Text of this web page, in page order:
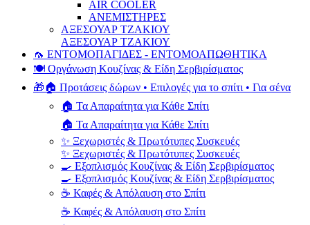
AIR COOLER
ΑΝΕΜΙΣΤΗΡΕΣ
ΑΞΕΣΟΥΑΡ ΤΖΑΚΙΟΥ
ΑΞΕΣΟΥΑΡ ΤΖΑΚΙΟΥ
🦟 ΕΝΤΟΜΟΠΑΓΙΔΕΣ - ΕΝΤΟΜΟΑΠΩΘΗΤΙΚΑ
🍽️ Οργάνωση Κουζίνας & Είδη Σερβιρίσματος
🎁🏠 Προτάσεις δώρων • Επιλογές για το σπίτι • Για σένα
🏠 Τα Απαραίτητα για Κάθε Σπίτι
🏠 Τα Απαραίτητα για Κάθε Σπίτι
✨ Ξεχωριστές & Πρωτότυπες Συσκευές
✨ Ξεχωριστές & Πρωτότυπες Συσκευές
🍳 Εξοπλισμός Κουζίνας & Είδη Σερβιρίσματος
🍳 Εξοπλισμός Κουζίνας & Είδη Σερβιρίσματος
☕ Καφές & Απόλαυση στο Σπίτι
☕ Καφές & Απόλαυση στο Σπίτι